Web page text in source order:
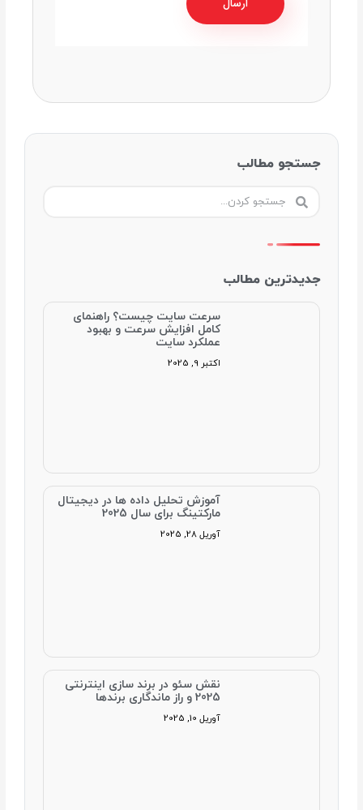
جستجو مطالب
کردنکردن
جدیدترین مطالب
سرعت سایت چیست؟ راهنمای
کامل افزایش سرعت و بهبود
عملکرد سایت
اکتبر 9, 2025
آموزش تحلیل داده‌ ها در دیجیتال
مارکتینگ برای سال 2025
آوریل 28, 2025
نقش سئو در برند سازی اینترنتی
2025 و راز ماندگاری برندها
آوریل 10, 2025